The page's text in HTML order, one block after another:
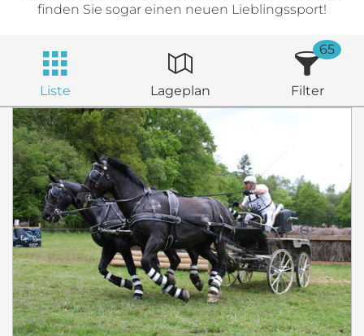
finden Sie sogar einen neuen Lieblingssport!
Liste Lageplan Filter
65